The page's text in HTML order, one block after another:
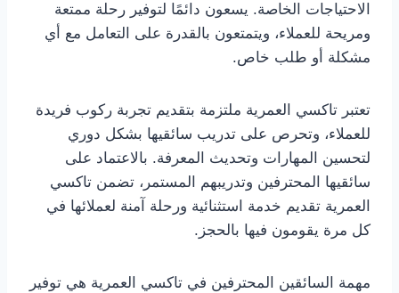
الاحتياجات الخاصة. يسعون دائمًا لتوفير رحلة ممتعة
ومريحة للعملاء، ويتمتعون بالقدرة على التعامل مع أي
مشكلة أو طلب خاص.
تعتبر تاكسي العمرية ملتزمة بتقديم تجربة ركوب فريدة
للعملاء، وتحرص على تدريب سائقيها بشكل دوري
لتحسين المهارات وتحديث المعرفة. بالاعتماد على
سائقيها المحترفين وتدريبهم المستمر، تضمن تاكسي
العمرية تقديم خدمة استثنائية ورحلة آمنة لعملائها في
كل مرة يقومون فيها بالحجز.
مهمة السائقين المحترفين في تاكسي العمرية هي توفير